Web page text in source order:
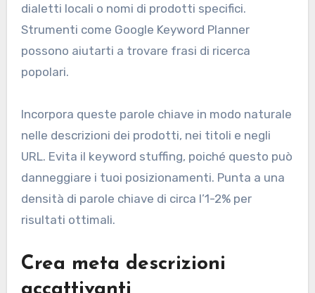
dialetti locali o nomi di prodotti specifici.
Strumenti come Google Keyword Planner
possono aiutarti a trovare frasi di ricerca
popolari.
Incorpora queste parole chiave in modo naturale
nelle descrizioni dei prodotti, nei titoli e negli
URL. Evita il keyword stuffing, poiché questo può
danneggiare i tuoi posizionamenti. Punta a una
densità di parole chiave di circa l’1-2% per
risultati ottimali.
Crea meta descrizioni